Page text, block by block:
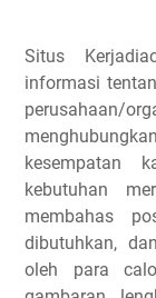
Situs
informasi
perusahaan/
kesempatan
kebutuhan
membahas
dibutuhkan,
oleh para